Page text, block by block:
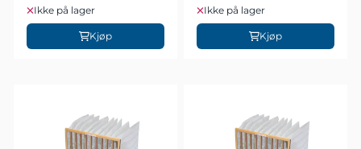
Ikke på lager
Kjøp
Ikke på lager
Kjøp